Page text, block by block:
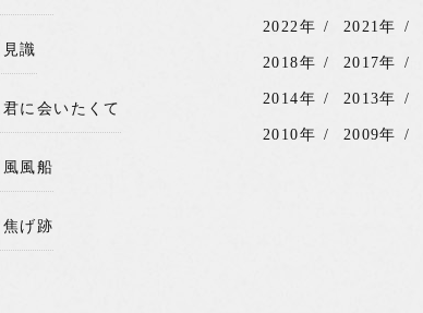
見識
君に会いたくて
風風船
焦げ跡
2022年 2021年
2018年 2017年
2014年 2013年
2010年 2009年